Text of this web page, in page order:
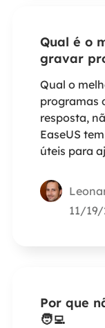
Qual é o
gravar
Qual o
programas
resposta,
EaseUS
úteis para
de TV.
11/
Por que
🧑‍💻